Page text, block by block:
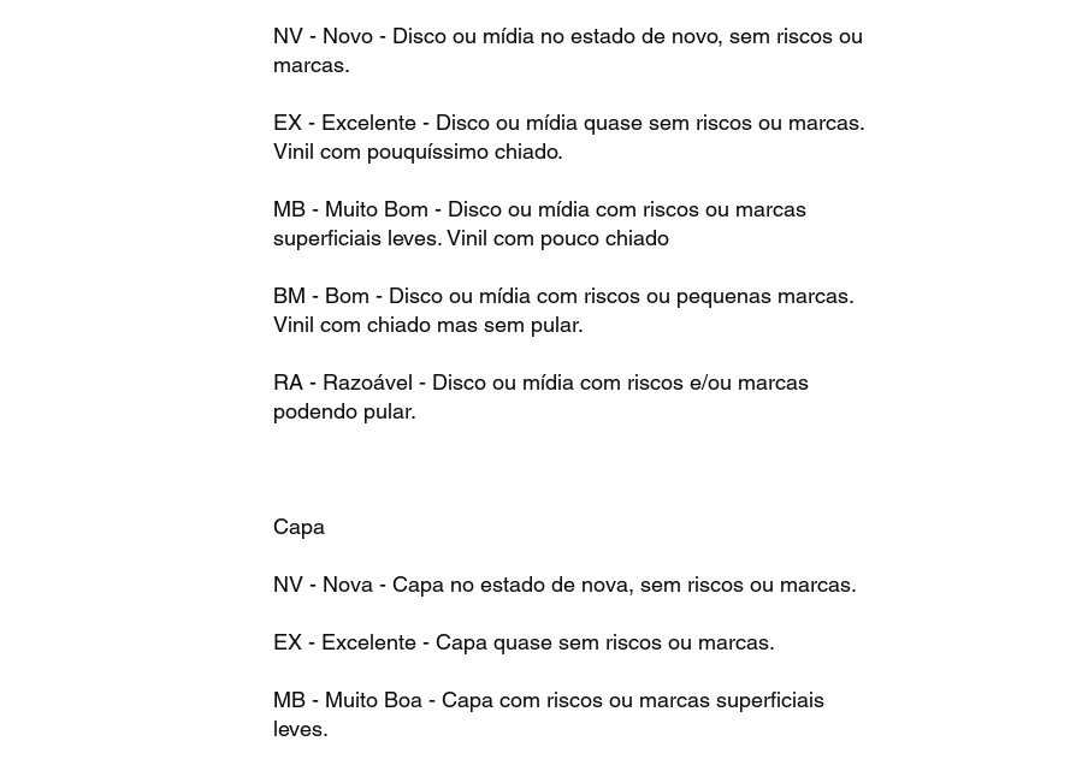
NV - Novo - Disco ou mídia no estado de novo, sem riscos ou
marcas.
EX - Excelente - Disco ou mídia quase sem riscos ou marcas.
Vinil com pouquíssimo chiado.
MB - Muito Bom - Disco ou mídia com riscos ou marcas
superficiais leves. Vinil com pouco chiado
BM - Bom - Disco ou mídia com riscos ou pequenas marcas.
Vinil com chiado mas sem pular.
RA - Razoável - Disco ou mídia com riscos e/ou marcas
podendo pular.
Capa
NV - Nova - Capa no estado de nova, sem riscos ou marcas.
EX - Excelente - Capa quase sem riscos ou marcas.
MB - Muito Boa - Capa com riscos ou marcas superficiais
leves.